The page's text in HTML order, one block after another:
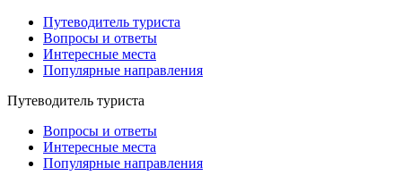
Путеводитель туриста
Вопросы и ответы
Интересные места
Популярные направления
Путеводитель туриста
Вопросы и ответы
Интересные места
Популярные направления